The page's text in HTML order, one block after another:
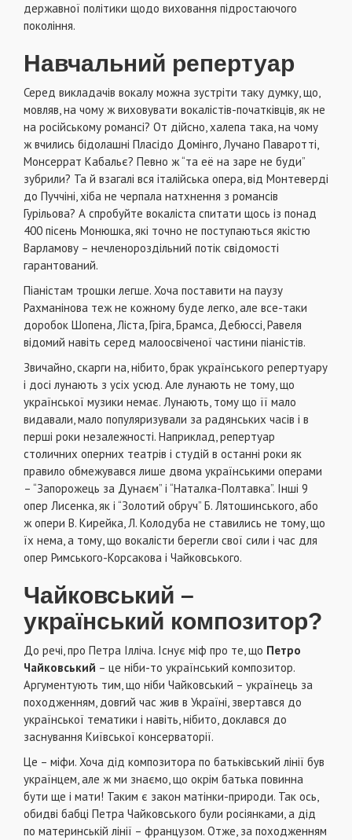
державної політики щодо виховання підростаючого
покоління.
Навчальний репертуар
Серед викладачів вокалу можна зустріти таку думку, що,
мовляв, на чому ж виховувати вокалістів-початківців, як не
на російському романсі? От дійсно, халепа така, на чому
ж вчились бідолашні Пласідо Домінго, Лучано Паваротті,
Монсеррат Кабальє? Певно ж “та её на заре не буди”
зубрили? Та й взагалі вся італійська опера, від Монтеверді
до Пуччіні, хіба не черпала натхнення з романсів
Гурільова? А спробуйте вокаліста спитати щось із понад
400 пісень Монюшка, які точно не поступаються якістю
Варламову – нечленороздільний потік свідомості
гарантований.
Піаністам трошки легше. Хоча поставити на паузу
Рахманінова теж не кожному буде легко, але все-таки
доробок Шопена, Ліста, Гріга, Брамса, Дебюссі, Равеля
відомий навіть серед малоосвіченої частини піаністів.
Звичайно, скарги на, нібито, брак українського репертуару
і досі лунають з усіх усюд. Але лунають не тому, що
української музики немає. Лунають, тому що її мало
видавали, мало популяризували за радянських часів і в
перші роки незалежності. Наприклад, репертуар
столичних оперних театрів і студій в останні роки як
правило обмежувався лише двома українськими операми
– “Запорожець за Дунаєм” і “Наталка-Полтавка”. Інші 9
опер Лисенка, як і “Золотий обруч” Б. Лятошинського, або
ж опери В. Кирейка, Л. Колодуба не ставились не тому, що
їх нема, а тому, що вокалісти берегли свої сили і час для
опер Римського-Корсакова і Чайковського.
Чайковський –
український композитор?
До речі, про Петра Ілліча. Існує міф про те, що Петро
Чайковський – це ніби-то український композитор.
Аргументують тим, що ніби Чайковський – українець за
походженням, довгий час жив в Україні, звертався до
української тематики і навіть, нібито, доклався до
заснування Київської консерваторії.
Це – міфи. Хоча дід композитора по батьківський лінії був
українцем, але ж ми знаємо, що окрім батька повинна
бути ще і мати! Таким є закон матінки-природи. Так ось,
обидві бабці Петра Чайковського були росіянками, а дід
по материнській лінії – французом. Отже, за походженням